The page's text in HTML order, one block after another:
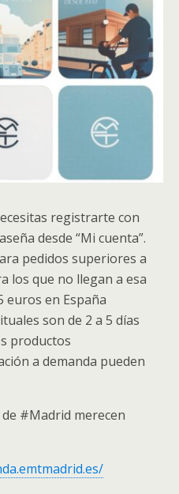
registrarte con
desde “Mi cuenta”.
pedidos superiores a
los que no llegan a esa
euros en España
son de 2 a 5 días
productos
a demanda pueden
#Madrid merecen